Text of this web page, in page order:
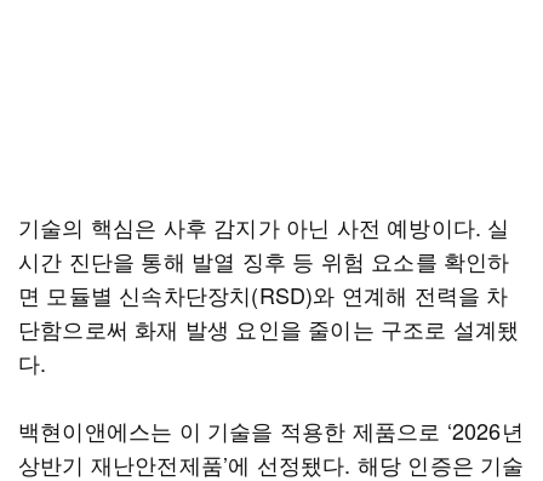
기술의 핵심은 사후 감지가 아닌 사전 예방이다. 실
시간 진단을 통해 발열 징후 등 위험 요소를 확인하
면 모듈별 신속차단장치(RSD)와 연계해 전력을 차
단함으로써 화재 발생 요인을 줄이는 구조로 설계됐
다.
백현이앤에스는 이 기술을 적용한 제품으로 ‘2026년
상반기 재난안전제품’에 선정됐다. 해당 인증은 기술